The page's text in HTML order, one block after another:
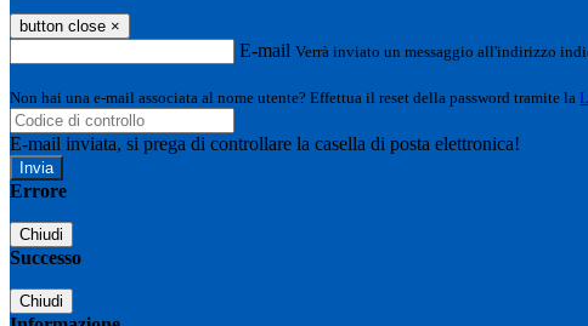
button close ×
E-mail Verrà inviato un messaggio all'indirizzo
Non hai una e-mail associata al nome utente? Effettua il reset della password tramite la
E-mail inviata, si prega di controllare la casella di posta elettronica!
Errore
Chiudi
Successo
Chiudi